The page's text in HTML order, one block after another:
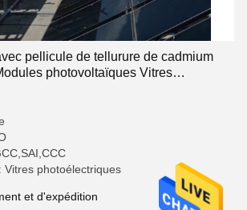
pellicule de tellurure de cadmium
photovoltaïques Vitres
Vitres photoélectriques
et d'expédition